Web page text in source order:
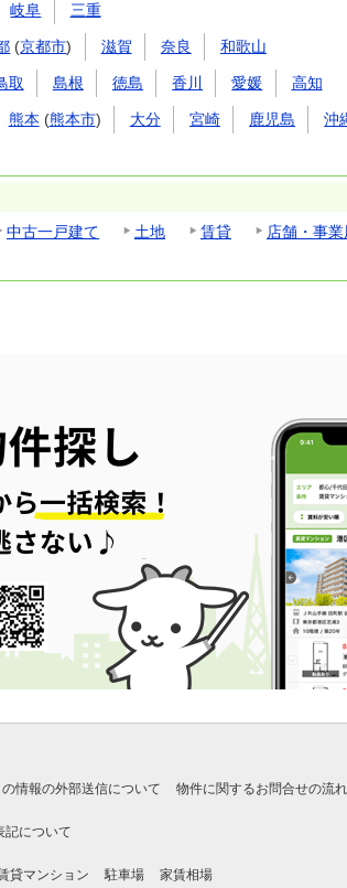
岐阜 三重
(京都市) 滋賀 奈良 和歌山
取 島根 徳島 香川 愛媛 高知
熊本 (熊本市) 大分 宮崎 鹿児島 沖
中古一戸建て 土地 賃貸
店舗・事業
情報の外部送信について 物件に関するお問合せの流れ
記について
貸マンション 駐車場 家賃相場